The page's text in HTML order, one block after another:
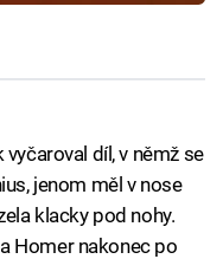
díl, v němž se
jenom měl v nose
klacky pod nohy.
Homer nakonec po